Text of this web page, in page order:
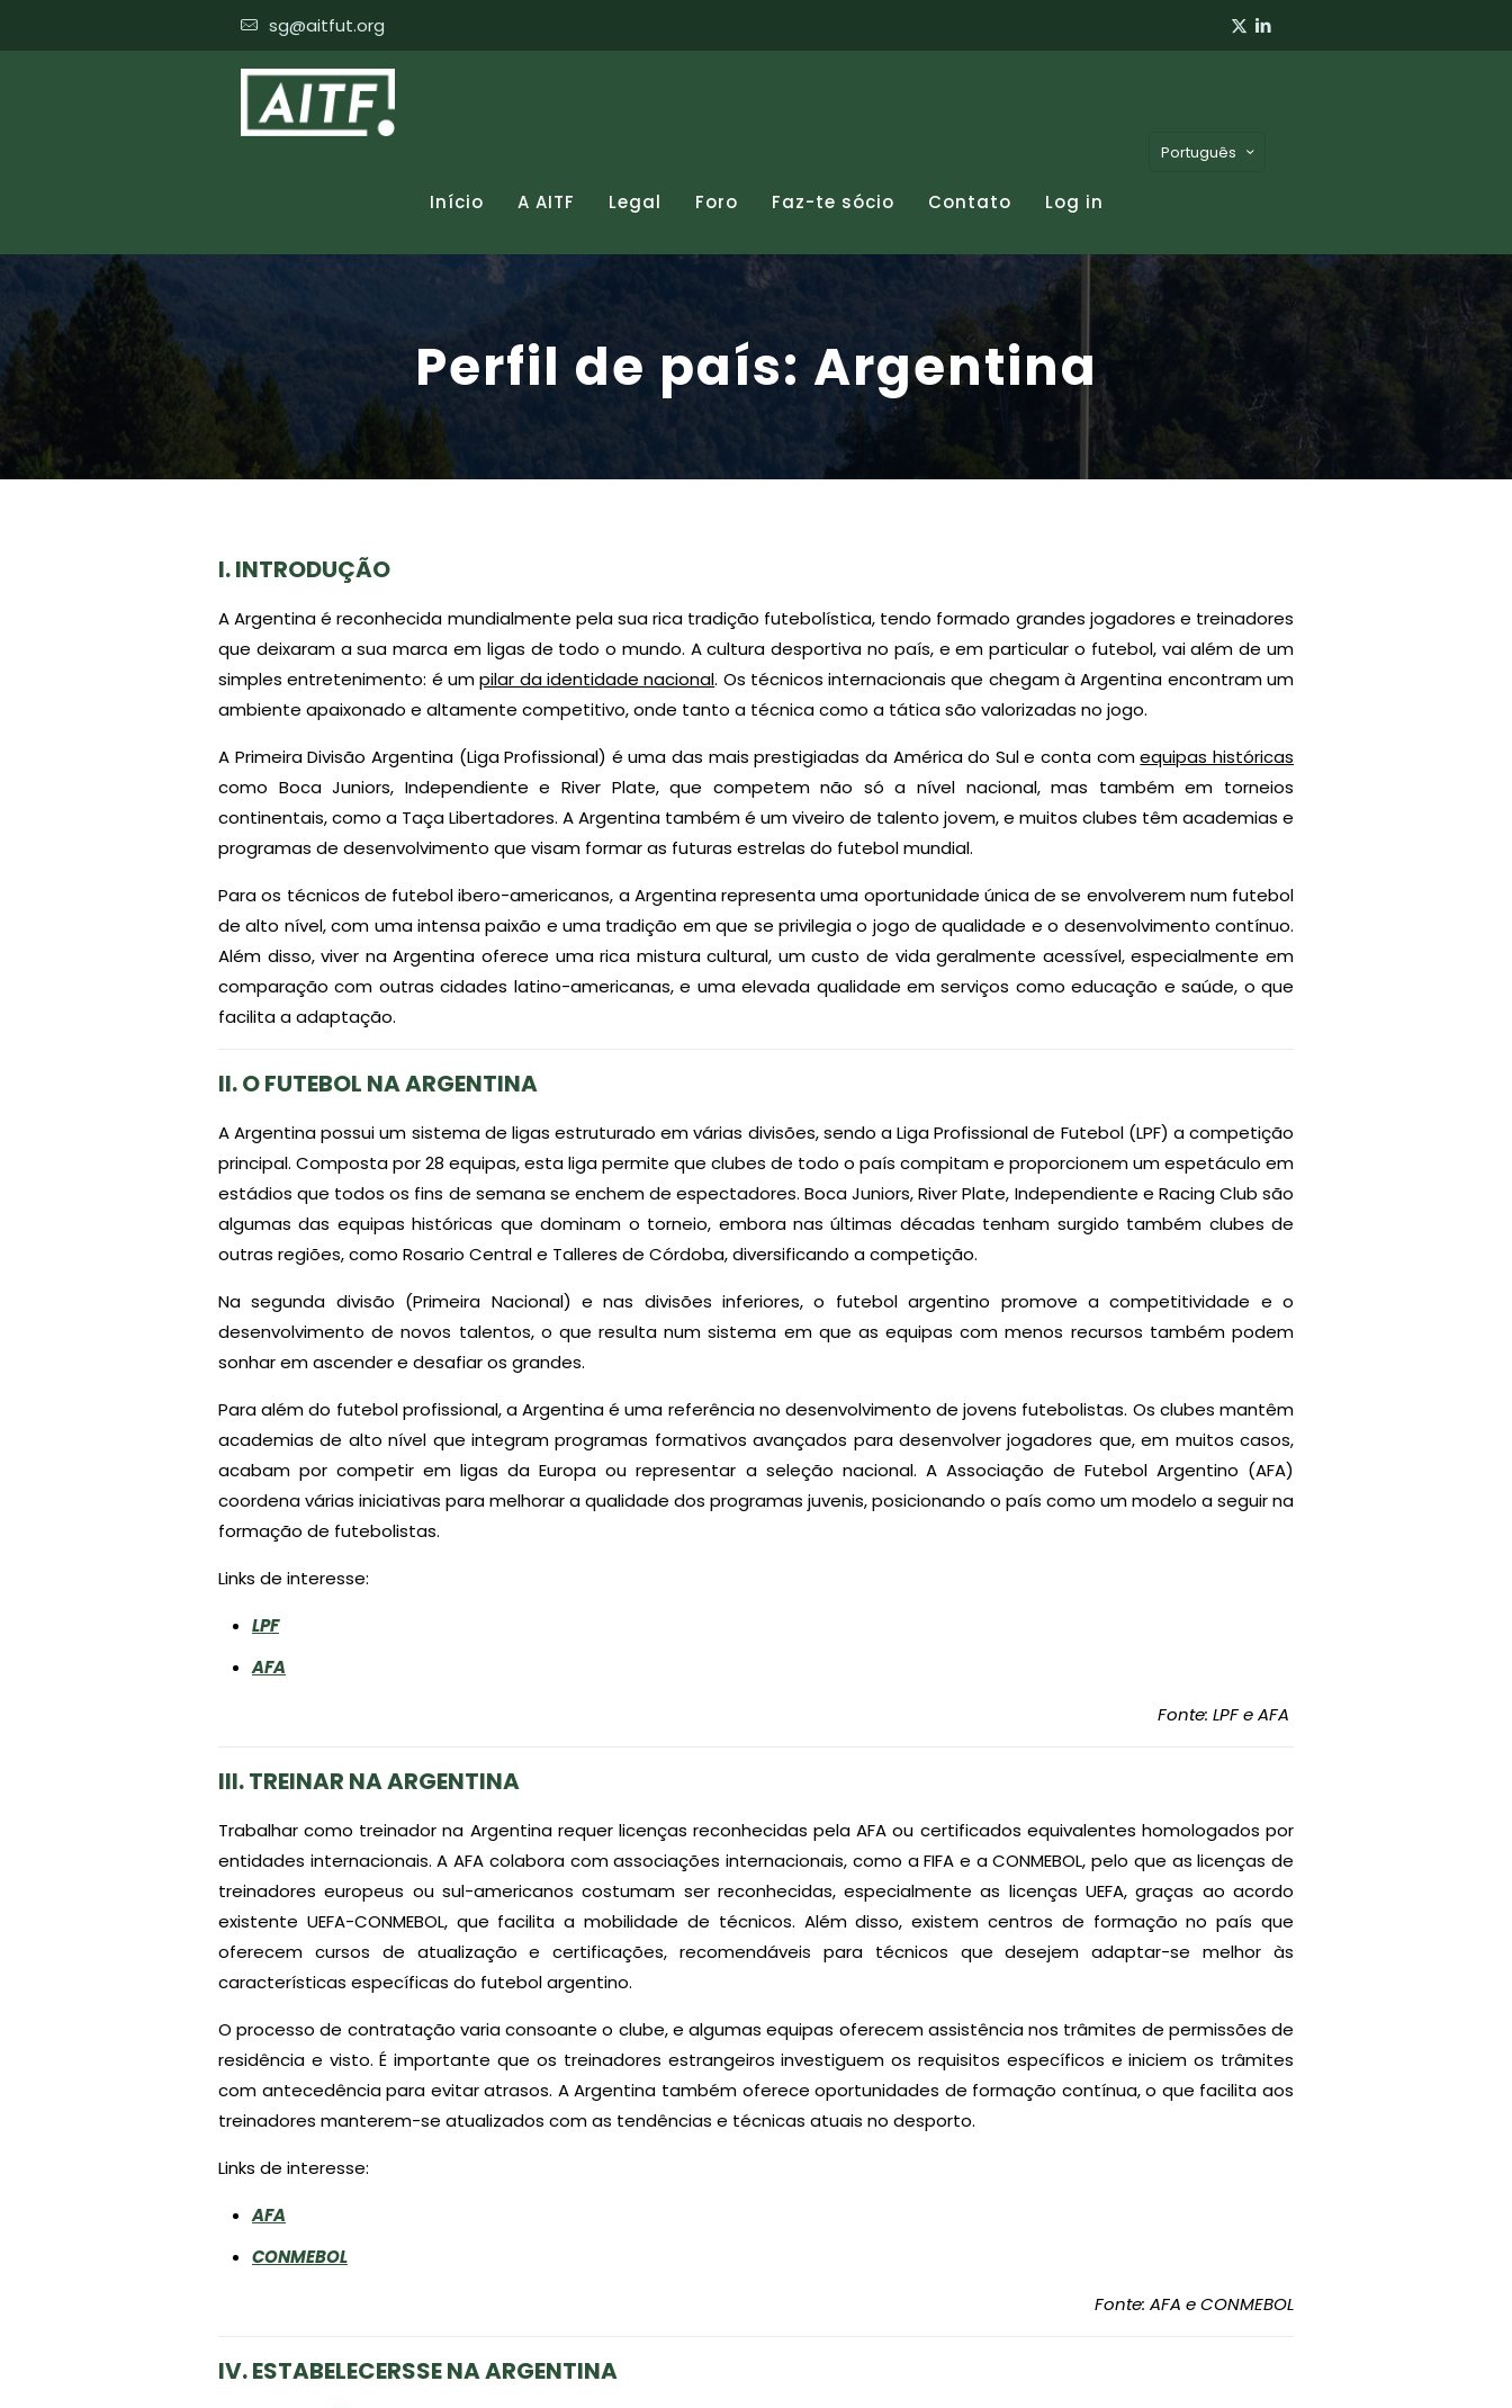
sg@aitfut.org
Início A AITF Legal Foro Faz-te sócio Contato Log in
Português
Perfil de país: Argentina
I.INTRODUÇÃO
A Argentina é reconhecida mundialmente pela sua rica tradição futebolística, tendo formado grandes jogadores e treinadores
que deixaram a sua marca em ligas de todo o mundo. A cultura desportiva no país, e em particular o futebol, vai além de um
simples entretenimento: é umpilar da identidade nacional. Os técnicos internacionais que chegam à Argentina encontram um
ambiente apaixonado e altamente competitivo, onde tanto a técnica como a tática são valorizadas no jogo.
A Primeira Divisão Argentina (Liga Profissional) é uma das mais prestigiadas da América do Sul e conta comequipas históricas
como Boca Juniors, Independiente e River Plate, que competem não só a nível nacional, mas também em torneios
continentais, como a Taça Libertadores. A Argentina também é um viveiro de talento jovem, e muitos clubes têm academias e
programas de desenvolvimento que visam formar as futuras estrelas do futebol mundial.
Para os técnicos de futebol ibero-americanos, a Argentina representa uma oportunidade única de se envolverem num futebol
de alto nível, com uma intensa paixão e uma tradição em que se privilegia o jogo de qualidade e o desenvolvimento contínuo.
Além disso, viver na Argentina oferece uma rica mistura cultural, um custo de vida geralmente acessível, especialmente em
comparação com outras cidades latino-americanas, e uma elevada qualidade em serviços como educação e saúde, o que
facilita a adaptação.
II. O FUTEBOL NAARGENTINA
A Argentina possui um sistema de ligas estruturado em várias divisões, sendo a Liga Profissional de Futebol (LPF) a competição
principal. Composta por 28 equipas, esta liga permite que clubes de todo o país compitam e proporcionem um espetáculo em
estádios que todos os fins de semana se enchem de espectadores. Boca Juniors, River Plate, Independiente e Racing Club são
algumas das equipas históricas que dominam o torneio, embora nas últimas décadas tenham surgido também clubes de
outras regiões, como Rosario Central e Talleres de Córdoba, diversificando a competição.
Na segunda divisão (Primeira Nacional) e nas divisões inferiores, o futebol argentino promove a competitividade e o
desenvolvimento de novos talentos, o que resulta num sistema em que as equipas com menos recursos também podem
sonhar em ascender e desafiar os grandes.
Para além do futebol profissional, a Argentina é uma referência no desenvolvimento de jovens futebolistas. Os clubes mantêm
academias de alto nível que integram programas formativos avançados para desenvolver jogadores que, em muitos casos,
acabam por competir em ligas da Europa ou representar a seleção nacional. A Associação de Futebol Argentino (AFA)
coordena várias iniciativas para melhorar a qualidade dos programas juvenis, posicionando o país como um modelo a seguir na
formação de futebolistas.
Links de interesse:
LPF
AFA
Fonte: LPF e AFA
III. TREINAR NA ARGENTINA
Trabalhar como treinador na Argentina requer licenças reconhecidas pela AFA ou certificados equivalentes homologados por
entidades internacionais. A AFA colabora com associações internacionais, como a FIFA e a CONMEBOL, pelo que as licenças de
treinadores europeus ou sul-americanos costumam ser reconhecidas, especialmente as licenças UEFA, graças ao acordo
existente UEFA-CONMEBOL, que facilita a mobilidade de técnicos. Além disso, existem centros de formação no país que
oferecem cursos de atualização e certificações, recomendáveis para técnicos que desejem adaptar-se melhor às
características específicas do futebol argentino.
O processo de contratação varia consoante o clube, e algumas equipas oferecem assistência nos trâmites de permissões de
residência e visto. É importante que os treinadores estrangeiros investiguem os requisitos específicos e iniciem os trâmites
com antecedência para evitar atrasos. A Argentina também oferece oportunidades de formação contínua, o que facilita aos
treinadores manterem-se atualizados com as tendências e técnicas atuais no desporto.
Links de interesse:
AFA
CONMEBOL
Fonte: AFA e CONMEBOL
IV. ESTABELECERSSE NA ARGENTINA